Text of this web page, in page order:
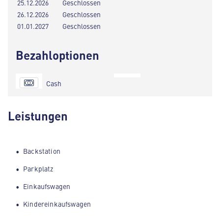
25.12.2026
Geschlossen
26.12.2026
Geschlossen
01.01.2027
Geschlossen
Bezahloptionen
Cash
Leistungen
Backstation
Parkplatz
Einkaufswagen
Kindereinkaufswagen